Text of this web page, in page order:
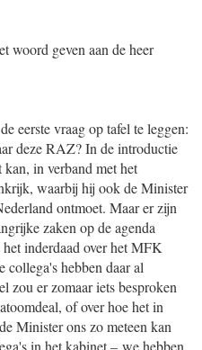
woord geven aan de heer
eerste vraag op tafel te leggen:
deze RAZ? In de introductie
in verband met het
waarbij hij ook de Minister
ontmoet. Maar er zijn
zaken op de agenda
inderdaad over het MFK
collega's hebben daar al
zou er zomaar iets besproken
of over hoe het in
Minister ons zo meteen kan
in het kabinet – we hebben